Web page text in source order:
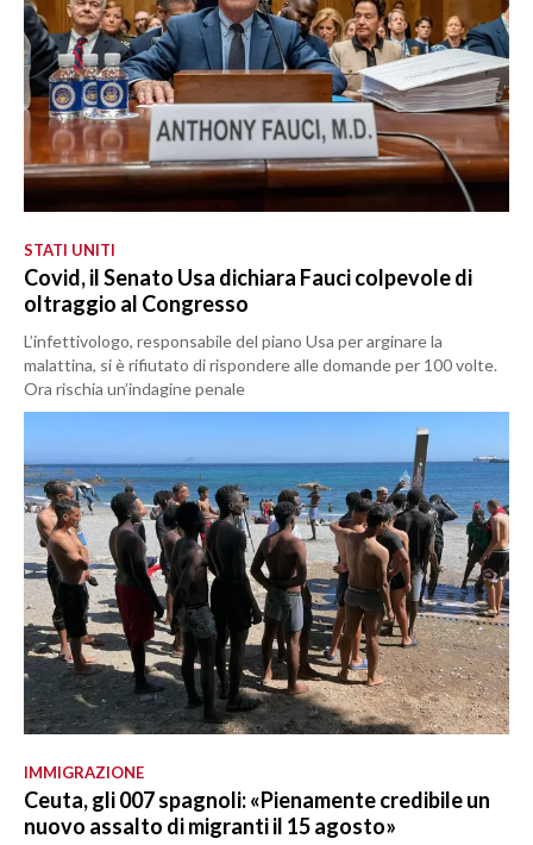
STATI UNITI
Covid, il Senato Usa dichiara Fauci colpevole di
oltraggio al Congresso
L’infettivologo, responsabile del piano Usa per arginare la
malattina, si è rifiutato di rispondere alle domande per 100 volte.
Ora rischia un’indagine penale
IMMIGRAZIONE
Ceuta, gli 007 spagnoli: «Pienamente credibile un
nuovo assalto di migranti il 15 agosto»